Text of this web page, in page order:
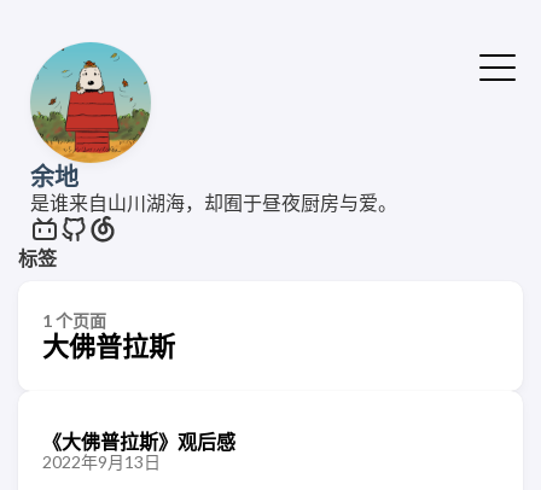
余地
是谁来自山川湖海，却囿于昼夜厨房与爱。
标签
1 个页面
大佛普拉斯
《大佛普拉斯》观后感
2022年9月13日